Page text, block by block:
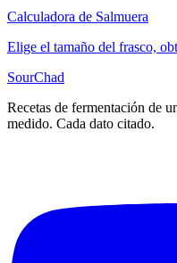
Calculadora de Salmuera
Elige el tamaño del frasco,
SourChad
Recetas de fermentación de
medido. Cada dato citado.